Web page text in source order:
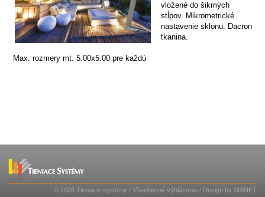
vložené do šikmých
stĺpov. Mikrometrické
nastavenie sklonu. Dacron
tkanina.
Max. rozmery mt. 5.00x5.00 pre každú
© 2026 Tieniace systémy / Všeobecné výhlásenie / Design by SIXNET